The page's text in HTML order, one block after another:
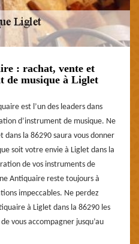
: rachat, vente et
de musique à Liglet
est l’un des leaders dans
d’instrument de musique. Ne
la 86290 saura vous donner
soit votre envie à Liglet dans la
de vos instruments de
Antiquaire reste toujours à
impeccables. Ne perdez
à Liglet dans la 86290 les
vous accompagner jusqu’au